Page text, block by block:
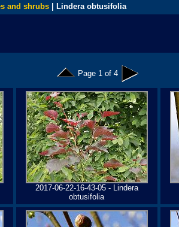
and shrubs | Lindera obtusifolia
Page 1 of 4
2017-06-22-16-43-05 - Lindera
obtusifolia